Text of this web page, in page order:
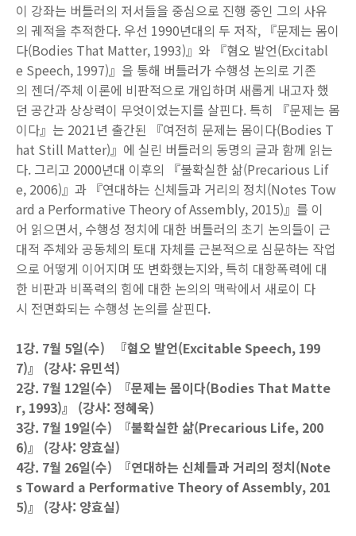
이 강좌는 버틀러의 저서들을 중심으로 진행 중인 그의 사유
의 궤적을 추적한다. 우선 1990년대의 두 저작, 『문제는 몸이
다(Bodies That Matter, 1993)』와 『혐오 발언(Excitabl
e Speech, 1997)』을 통해 버틀러가 수행성 논의로 기존
의 젠더/주체 이론에 비판적으로 개입하며 새롭게 내고자 했
던 공간과 상상력이 무엇이었는지를 살핀다. 특히 『문제는 몸
이다』는 2021년 출간된 『여전히 문제는 몸이다(Bodies T
hat Still Matter)』에 실린 버틀러의 동명의 글과 함께 읽는
다. 그리고 2000년대 이후의 『불확실한 삶(Precarious Lif
e, 2006)』과 『연대하는 신체들과 거리의 정치(Notes Tow
ard a Performative Theory of Assembly, 2015)』를 이
어 읽으면서, 수행성 정치에 대한 버틀러의 초기 논의들이 근
대적 주체와 공동체의 토대 자체를 근본적으로 심문하는 작업
으로 어떻게 이어지며 또 변화했는지와, 특히 대항폭력에 대
한 비판과 비폭력의 힘에 대한 논의의 맥락에서 새로이 다
시 전면화되는 수행성 논의를 살핀다.
1강. 7월 5일(수) 『혐오 발언(Excitable Speech, 199
7)』 (강사: 유민석)
2강. 7월 12일(수) 『문제는 몸이다(Bodies That Matte
r, 1993)』 (강사: 정혜욱)
3강. 7월 19일(수) 『불확실한 삶(Precarious Life, 200
6)』 (강사: 양효실)
4강. 7월 26일(수) 『연대하는 신체들과 거리의 정치(Note
s Toward a Performative Theory of Assembly, 201
5)』 (강사: 양효실)